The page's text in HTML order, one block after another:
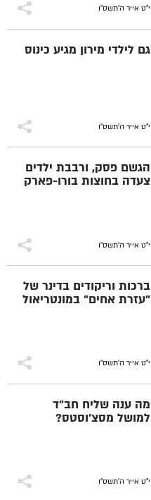
י"ט אייר ה׳תשס״ו
גם לילדי מירון מגיע כינוס
י"ט אייר ה׳תשס״ו
הגשם פסק, ורבבת ילדים
צעדה בחוצות בורו-פארק
י"ט אייר ה׳תשס״ו
ברכות וריקודים בדינר של
"עזרת אחים" במונטריאול
י"ט אייר ה׳תשס״ו
מה ענה שליח חב"ד
למושל מסצ'וסטס?
י"ט אייר ה׳תשס״ו